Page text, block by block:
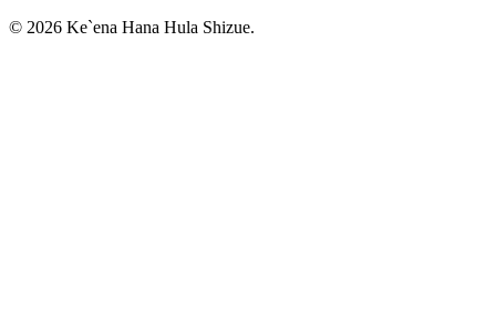
© 2026 Ke`ena Hana Hula Shizue.